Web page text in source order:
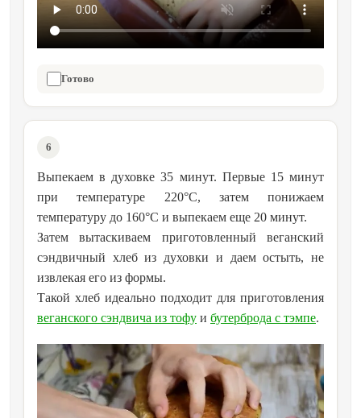
Готово
6
Выпекаем в духовке 35 минут. Первые 15 минут
при температуре 220°C, затем понижаем
температуру до 160°C и выпекаем еще 20 минут.
Затем вытаскиваем приготовленный веганский
сэндвичный хлеб из духовки и даем остыть, не
извлекая его из формы.
Такой хлеб идеально подходит для приготовления
веганского сэндвича из тофу и бутерброда с тэмпе.